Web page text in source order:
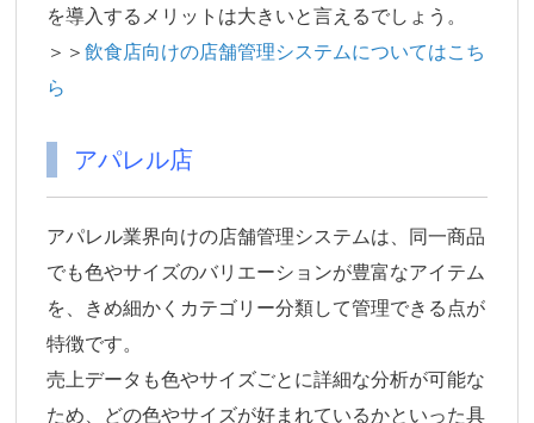
を導入するメリットは大きいと言えるでしょう。
＞＞飲食店向けの店舗管理システムについてはこち
ら
アパレル店
アパレル業界向けの店舗管理システムは、同一商品
でも色やサイズのバリエーションが豊富なアイテム
を、きめ細かくカテゴリー分類して管理できる点が
特徴です。
売上データも色やサイズごとに詳細な分析が可能な
ため、どの色やサイズが好まれているかといった具